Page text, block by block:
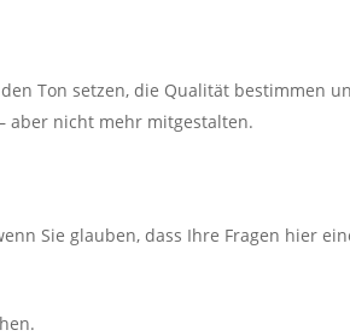
Ton setzen, die Qualität bestimmen
aber nicht mehr mitgestalten.
Sie glauben, dass Ihre Fragen hier